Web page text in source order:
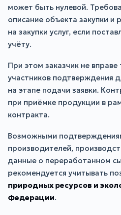
может быть нулевой.
описание объекта закупки и
на закупки услуг, если
учёту.
При этом заказчик не вправе
участников подтверждения
на этапе подачи заявки.
при приёмке продукции в
контракта.
Возможными
производителей,
данные о переработанном
рекомендуется учитывать
природных ресурсов и
Федерации.